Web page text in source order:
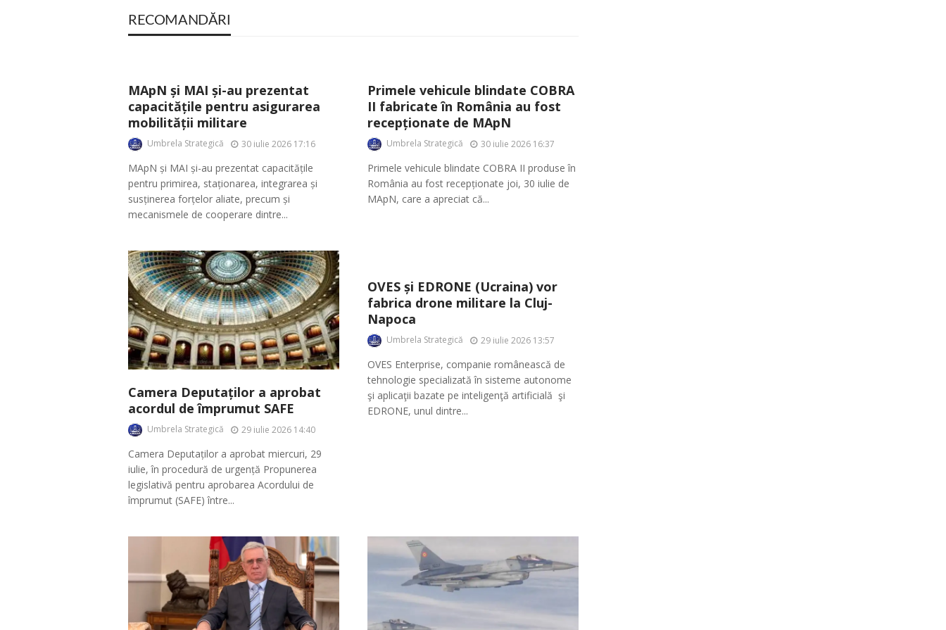
RECOMANDĂRI
MApN și MAI și-au prezentat
capacitățile pentru asigurarea
mobilității militare
Umbrela Strategică 30 iulie 2026 17:16
MApN și MAI și-au prezentat capacitățile
pentru primirea, staționarea, integrarea și
susținerea forțelor aliate, precum și
mecanismele de cooperare dintre...
Primele vehicule blindate COBRA
II fabricate în România au fost
recepționate de MApN
Umbrela Strategică 30 iulie 2026 16:37
Primele vehicule blindate COBRA II produse în
România au fost recepționate joi, 30 iulie de
MApN, care a apreciat că...
Camera Deputaților a aprobat
acordul de împrumut SAFE
Umbrela Strategică 29 iulie 2026 14:40
Camera Deputaților a aprobat miercuri, 29
iulie, în procedură de urgență Propunerea
legislativă pentru aprobarea Acordului de
împrumut (SAFE) între...
OVES și EDRONE (Ucraina) vor
fabrica drone militare la Cluj-
Napoca
Umbrela Strategică 29 iulie 2026 13:57
OVES Enterprise, companie românească de
tehnologie specializată în sisteme autonome
şi aplicaţii bazate pe inteligenţă artificială şi
EDRONE, unul dintre...